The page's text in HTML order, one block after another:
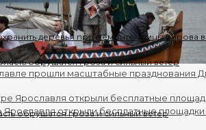
прошли масштабные празднования
Ярославля открыли бесплатные
деревья при ремонте улицы Кирова
обрушатся гроза и сильный ветер